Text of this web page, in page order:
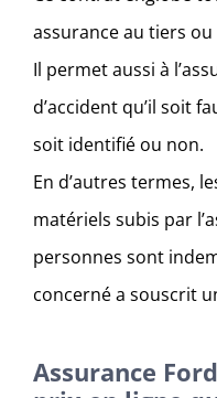
assurance au tiers
Il permet aussi à
d’accident qu’il soit
soit identifié ou non.
En d’autres termes,
matériels subis par
personnes sont
concerné a souscrit
Assurance